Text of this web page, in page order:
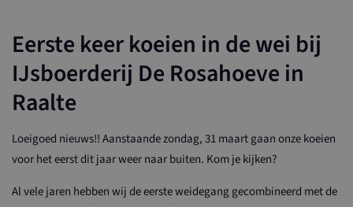
Eerste keer koeien in de wei bij
IJsboerderij De Rosahoeve in
Raalte
Loeigoed nieuws!! Aanstaande zondag, 31 maart gaan onze koeien
voor het eerst dit jaar weer naar buiten. Kom je kijken?
Al vele jaren hebben wij de eerste weidegang gecombineerd met de